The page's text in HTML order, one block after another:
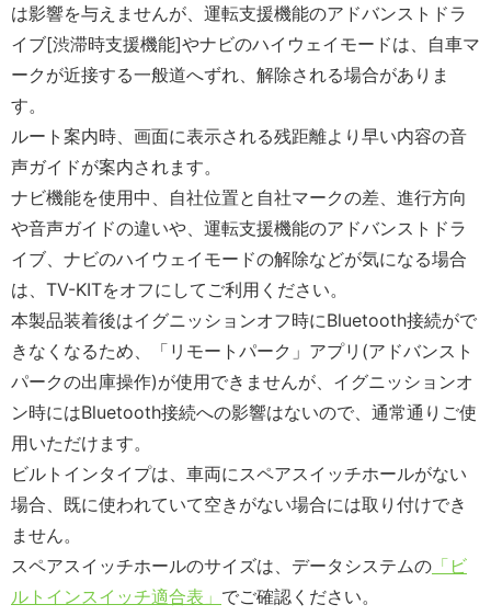
は影響を与えませんが、運転支援機能のアドバンストドラ
イブ[渋滞時支援機能]やナビのハイウェイモードは、自車マ
ークが近接する一般道へずれ、解除される場合がありま
す。
ルート案内時、画面に表示される残距離より早い内容の音
声ガイドが案内されます。
ナビ機能を使用中、自社位置と自社マークの差、進行方向
や音声ガイドの違いや、運転支援機能のアドバンストドラ
イブ、ナビのハイウェイモードの解除などが気になる場合
は、TV-KITをオフにしてご利用ください。
本製品装着後はイグニッションオフ時にBluetooth接続がで
きなくなるため、「リモートパーク」アプリ(アドバンスト
パークの出庫操作)が使用できませんが、イグニッションオ
ン時にはBluetooth接続への影響はないので、通常通りご使
用いただけます。
ビルトインタイプは、車両にスペアスイッチホールがない
場合、既に使われていて空きがない場合には取り付けでき
ません。
スペアスイッチホールのサイズは、データシステムの 「ビ
ルトインスイッチ適合表」 でご確認ください。